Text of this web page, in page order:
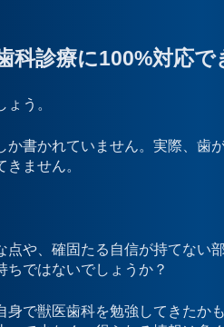
科診療に100%対応
う。
書かれていません。実際、歯
ません。
や、確固たる自信が持てない
ではないでしょうか？
で獣医歯科を勉強してきたか